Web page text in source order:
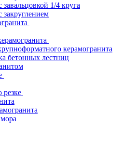
завальцовкой 1/4 круга
закруглением
керамогранита
бетонных лестниц
резке